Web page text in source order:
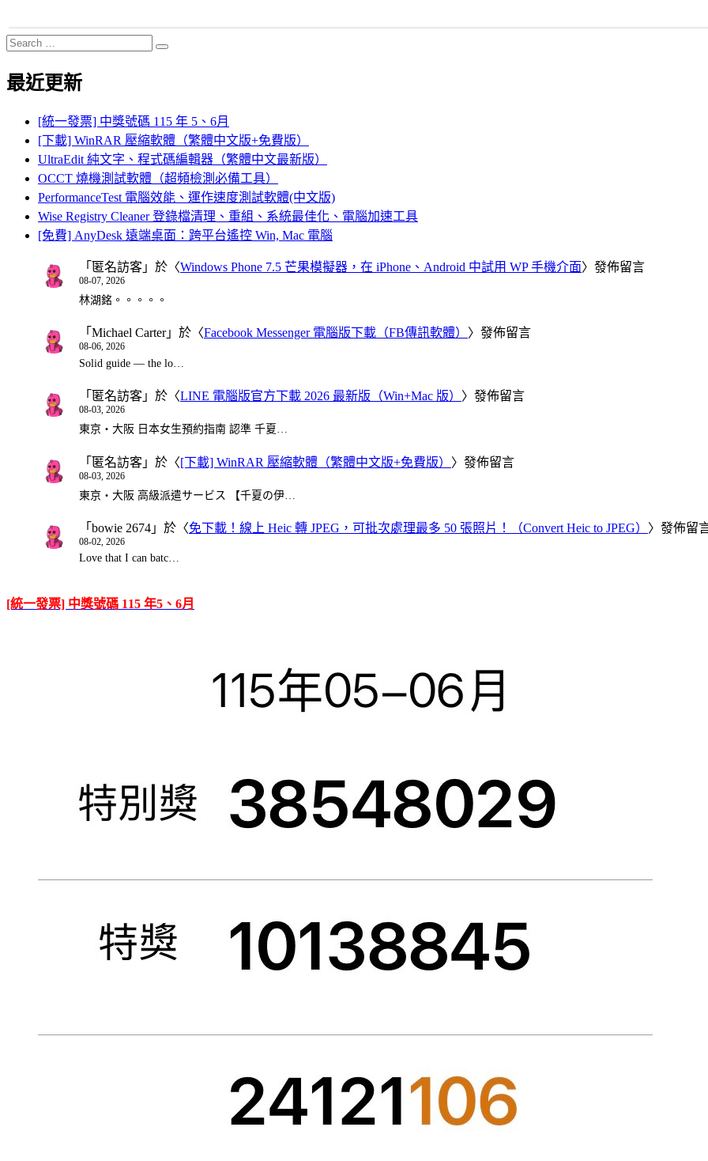
Search
for:
Search
最近更新
[統一發票] 中獎號碼 115 年 5、6月
[下載] WinRAR 壓縮軟體（繁體中文版+免費版）
UltraEdit 純文字、程式碼編輯器（繁體中文最新版）
OCCT 燒機測試軟體（超頻檢測必備工具）
PerformanceTest 電腦效能、運作速度測試軟體(中文版)
Wise Registry Cleaner 登錄檔清理、重組、系統最佳化、電腦加速工具
[免費] AnyDesk 遠端桌面：跨平台遙控 Win, Mac 電腦
「 匿名訪客 」於〈Windows Phone 7.5 芒果模擬器，在 iPhone、Android 中試用 WP 手機介面〉發佈留言
08-07, 2026
林湖銘。。。。。
「 Michael Carter」於〈Facebook Messenger 電腦版下載（FB傳訊軟體） 〉發佈留言
08-06, 2026
Solid guide — the lo…
「 匿名訪客 」於〈LINE 電腦版官方下載 2026 最新版（Win+Mac 版） 〉發佈留言
08-03, 2026
東京・大阪 日本女生預約指南 認準 千夏…
「 匿名訪客 」於〈[下載] WinRAR 壓縮軟體（繁體中文版+免費版） 〉發佈留言
08-03, 2026
東京・大阪 高級派遣サービス 【千夏の伊…
「 bowie 2674 」於〈免下載！線上 Heic 轉 JPEG，可批次處理最多 50 張照片！（Convert Heic to JPEG） 〉發佈留
08-02, 2026
Love that I can batc…
[統一發票] 中獎號碼 115 年5、6月